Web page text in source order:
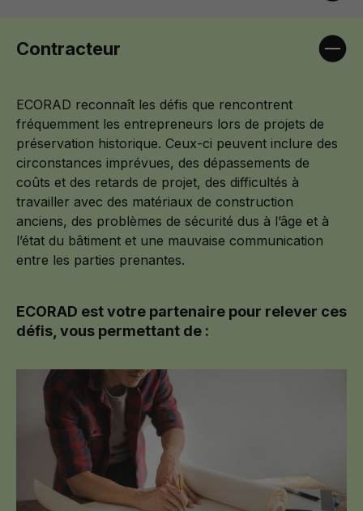
Contracteur
ECORAD reconnaît les défis que rencontrent
fréquemment les entrepreneurs lors de projets de
préservation historique. Ceux-ci peuvent inclure des
circonstances imprévues, des dépassements de
coûts et des retards de projet, des difficultés à
travailler avec des matériaux de construction
anciens, des problèmes de sécurité dus à l’âge et à
l’état du bâtiment et une mauvaise communication
entre les parties prenantes.
ECORAD est votre partenaire pour relever ces
défis, vous permettant de :